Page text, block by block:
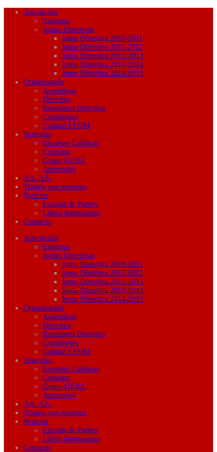
Asociación
Estatutos
Juntas Directivas
Junta Directiva 2010-2011
Junta Directiva 2011-2012
Junta Directiva 2012-2013
Junta Directiva 2013-2014
Junta Directiva 2014-2015
Organización
Asambleas
Directiva
Reuniones Directiva
Comisiones
Calidad EFQM
Sinergias
Escuelas Católicas
Concapa
Grupo GEXE
Apasconvi
AA. AA.
Trabaja con nosotros
Noticias
Escuela de Padres
Libros Interesantes
Contacto
Asociación
Estatutos
Juntas Directivas
Junta Directiva 2010-2011
Junta Directiva 2011-2012
Junta Directiva 2012-2013
Junta Directiva 2013-2014
Junta Directiva 2014-2015
Organización
Asambleas
Directiva
Reuniones Directiva
Comisiones
Calidad EFQM
Sinergias
Escuelas Católicas
Concapa
Grupo GEXE
Apasconvi
AA. AA.
Trabaja con nosotros
Noticias
Escuela de Padres
Libros Interesantes
Contacto